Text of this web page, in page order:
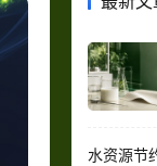
水资源节